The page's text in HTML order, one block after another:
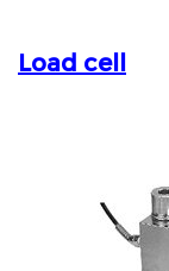
Load cell